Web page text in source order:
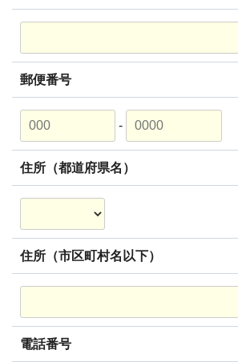
郵便番号
-
住所（都道府県名）
住所（市区町村名以下）
電話番号